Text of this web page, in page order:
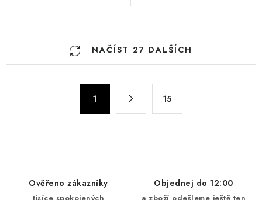
O
NAČÍST 27 DALŠÍCH
1 15
Ověřeno zákazníky Objednej do 12:00